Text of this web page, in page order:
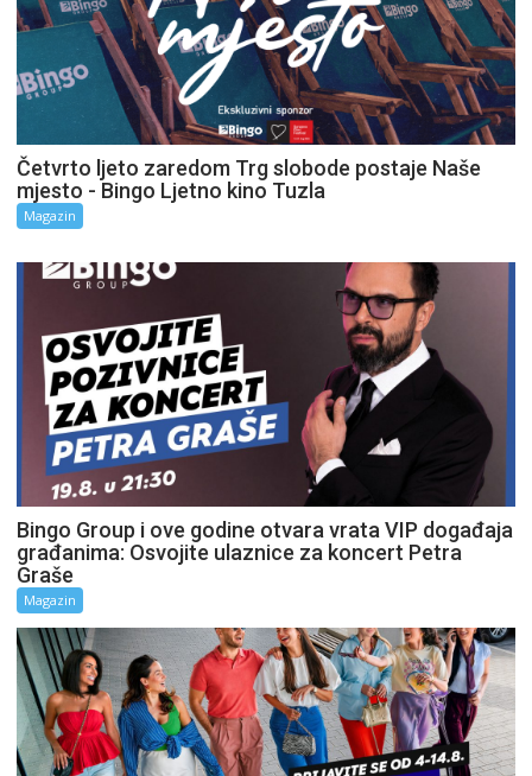
Četvrto ljeto zaredom Trg slobode postaje Naše
mjesto - Bingo Ljetno kino Tuzla
Magazin
Bingo Group i ove godine otvara vrata VIP događaja
građanima: Osvojite ulaznice za koncert Petra
Graše
Magazin